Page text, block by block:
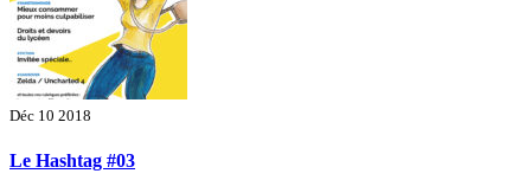
Déc 10 2018
Le Hashtag #03